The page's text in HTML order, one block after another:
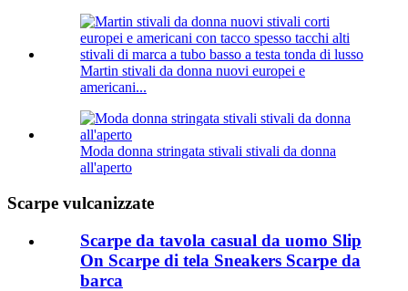
Martin stivali da donna nuovi europei e
americani...
Moda donna stringata stivali stivali da donna
all'aperto
Scarpe vulcanizzate
Scarpe da tavola casual da uomo Slip
On Scarpe di tela Sneakers Scarpe da
barca